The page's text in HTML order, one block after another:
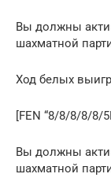
Вы должны
шахматной
Ход белых
[FEN “8/8/8/8/8/
Вы должны
шахматной